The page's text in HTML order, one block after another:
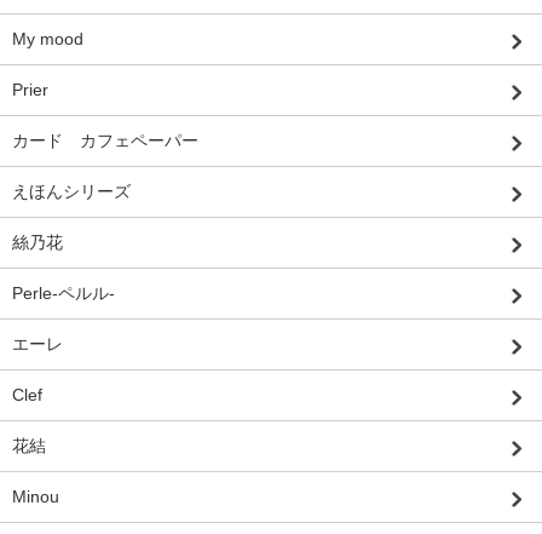
My mood
Prier
カード カフェペーパー
えほんシリーズ
絲乃花
Perle-ペルル-
エーレ
Clef
花結
Minou